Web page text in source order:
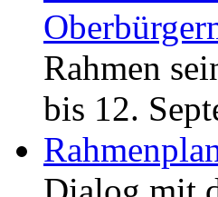
Rahmen
bis 12.